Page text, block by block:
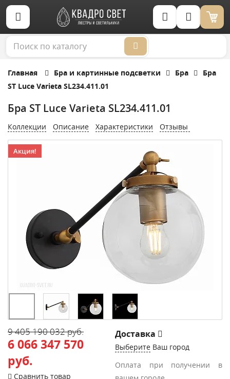
Корзина (0)
Главная Бра и картинные подсветки Бра
Бра
ST Luce Varieta SL234.411.01
Бра ST Luce Varieta SL234.411.01
Коллекции Описание Характеристики Отзывы
Акция!
9 405 190 032 руб.
6 066 347 570
руб.
Сравнить товар
Доставка
Выберите Ваш город
Оплата при получении в